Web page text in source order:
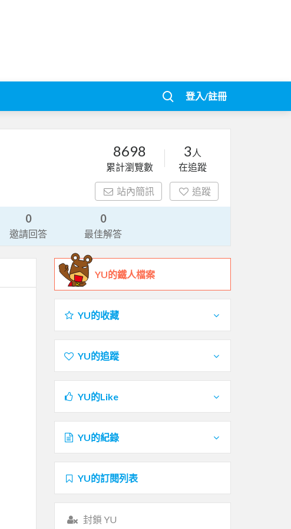
登入/註冊
8698
累計瀏覽數
3 人
在追蹤
站內簡訊 追蹤
0
邀請回答
0
最佳解答
YU的鐵人檔案
YU的收藏
YU的追蹤
YU的Like
YU的紀錄
YU的訂閱列表
封鎖 YU